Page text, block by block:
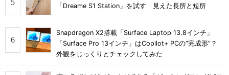
「Dreame S1 Station」を試す 見えた長所と短所
Snapdragon X2搭載「Surface Laptop 13.8インチ」
「Surface Pro 13インチ」はCopilot+ PCの“完成形”？
外観をじっくりとチェックしてみた